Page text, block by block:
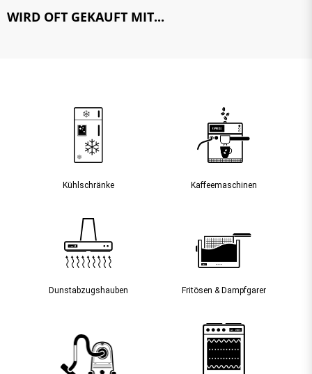
WIRD OFT GEKAUFT MIT...
Kühlschränke Kaffee­maschinen
Dunst­abzugs­hauben Fritösen & Dampfgarer